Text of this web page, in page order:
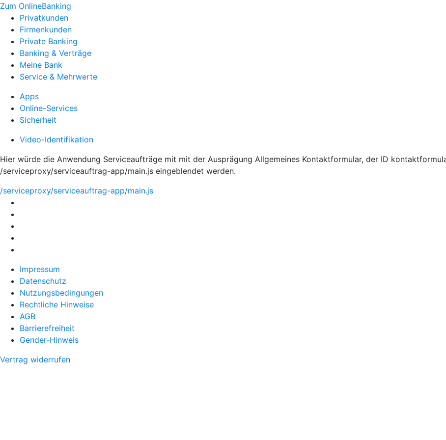
Zum OnlineBanking
Privatkunden
Firmenkunden
Private Banking
Banking & Verträge
Meine Bank
Service & Mehrwerte
Apps
Online-Services
Sicherheit
Video-Identifikation
Hier würde die Anwendung Serviceaufträge mit mit der Ausprägung Allgemeines Kontaktformular, der ID
/serviceproxy/serviceauftrag-app/main.js eingeblendet werden.
/serviceproxy/serviceauftrag-app/main.js
Impressum
Datenschutz
Nutzungsbedingungen
Rechtliche Hinweise
AGB
Barrierefreiheit
Gender-Hinweis
Vertrag widerrufen